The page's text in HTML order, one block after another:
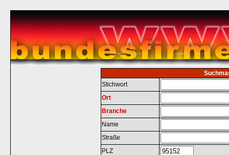
Stichwort
Ort
Branche
Name
Straße
PLZ